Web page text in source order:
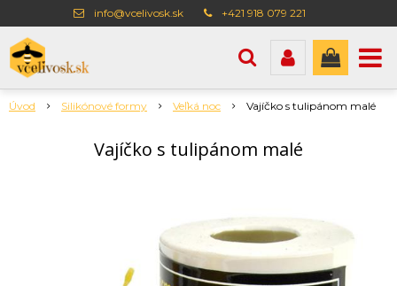
info@vcelivosk.sk +421 918 079 221
Úvod Silikónové formy Veľká noc Vajíčko s tulipánom malé
Vajíčko s tulipánom malé